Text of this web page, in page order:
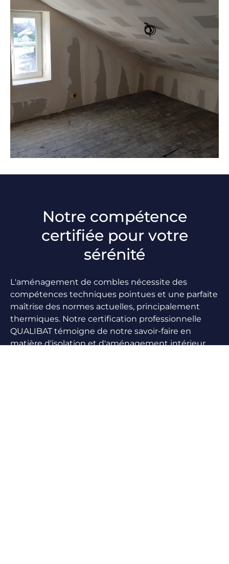
Notre compétence
certifiée pour votre
sérénité
L'aménagement de combles nécessite des
compétences techniques pointues et une parfaite
maîtrise des normes actuelles, principalement
thermiques. Notre certification professionnelle
QUALIBAT témoigne de notre savoir-faire en
matière d'isolationet d'aménagement intérieur.